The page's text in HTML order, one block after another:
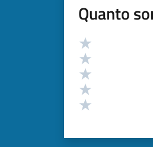
Quanto
Valutazione